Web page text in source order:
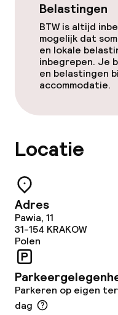
Belastingen
BTW is altijd
mogelijk dat
en lokale
inbegrepen. Je
en belastingen
accommodatie.
Locatie
Adres
Pawia, 11
31-154 KRAKOW
Polen
Parkeren op eigen
dag